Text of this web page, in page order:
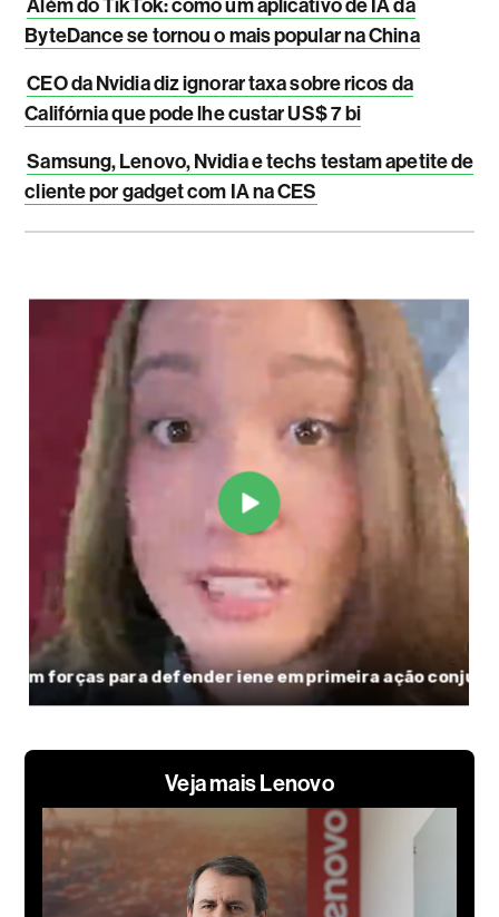
Além do TikTok: como um aplicativo de IA da
ByteDance se tornou o mais popular na China
CEO da Nvidia diz ignorar taxa sobre ricos da
Califórnia que pode lhe custar US$ 7 bi
Samsung, Lenovo, Nvidia e techs testam apetite de
cliente por gadget com IA na CES
Veja mais Lenovo